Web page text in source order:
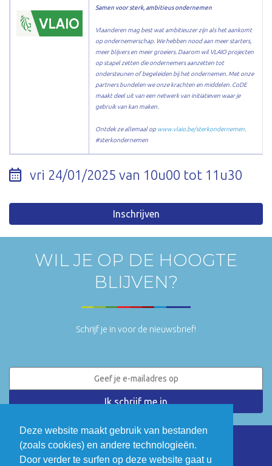
Deze website maakt gebruik van bestanden
(zoals cookies) en andere technologieën.
Door verder te surfen op deze website gaat u
Samen voor sterk, ambitieus ondernemen
Vlaanderen mag best wat ambitieuzer zijn als het aankomt
op ondernemerschap. We hebben nood aan meer starters,
meer blijvers en meer groeiers. Daarom wil VLAIO projecten
op stapel zetten die ondernemers aanzetten tot
ondersteunen of begeleiden bij het ondernemen. Met onze
partners bundelen we onze krachten en middelen. CoDE
maakt deel uit van een netwerk van initiatieven waar je
gebruik van kan maken.
Ontdek ze allemaal op www.vlaio.be/sterkondernemen.
#sterkondernemen
vri 24/01/2025 van 10u00 tot 11u30
Inschrijven
WIL JE OP DE HOOGTE
BLIJVEN?
Schrijf je in voor de nieuwsbrief!
LinkedIn Twitter